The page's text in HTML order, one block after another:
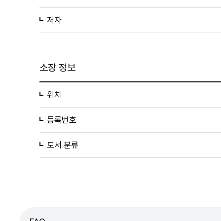
저자
소장 정보
위치
등록번호
도서 분류